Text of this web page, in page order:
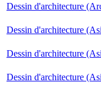
Dessin d'architecture
Dessin d'architecture
Dessin d'architecture
Dessin d'architecture